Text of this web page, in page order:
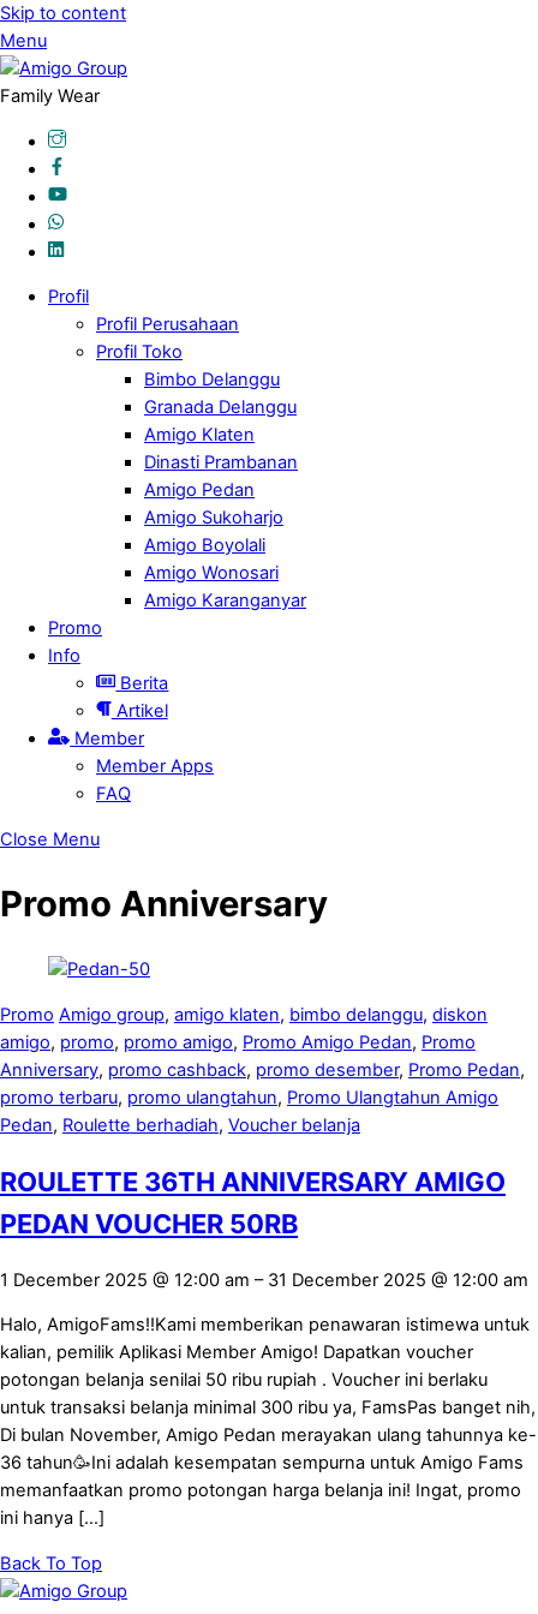
Skip to content
Menu
Family Wear
Profil
Profil Perusahaan
Profil Toko
Bimbo Delanggu
Granada Delanggu
Amigo Klaten
Dinasti Prambanan
Amigo Pedan
Amigo Sukoharjo
Amigo Boyolali
Amigo Wonosari
Amigo Karanganyar
Promo
Info
Berita
Artikel
Member
Member Apps
FAQ
Close Menu
Promo Anniversary
Promo Amigo group, amigo klaten, bimbo delanggu, diskon
amigo, promo, promo amigo, Promo Amigo Pedan, Promo
Anniversary, promo cashback, promo desember, Promo Pedan,
promo terbaru, promo ulangtahun, Promo Ulangtahun Amigo
Pedan, Roulette berhadiah, Voucher belanja
ROULETTE 36TH ANNIVERSARY AMIGO
PEDAN VOUCHER 50RB
1 December 2025 @ 12:00 am – 31 December 2025 @ 12:00 am
Halo, AmigoFams!!Kami memberikan penawaran istimewa untuk
kalian, pemilik Aplikasi Member Amigo! Dapatkan voucher
potongan belanja senilai 50 ribu rupiah . Voucher ini berlaku
untuk transaksi belanja minimal 300 ribu ya, FamsPas banget nih,
Di bulan November, Amigo Pedan merayakan ulang tahunnya ke-
36 tahun🥳Ini adalah kesempatan sempurna untuk Amigo Fams
memanfaatkan promo potongan harga belanja ini! Ingat, promo
ini hanya […]
Back To Top